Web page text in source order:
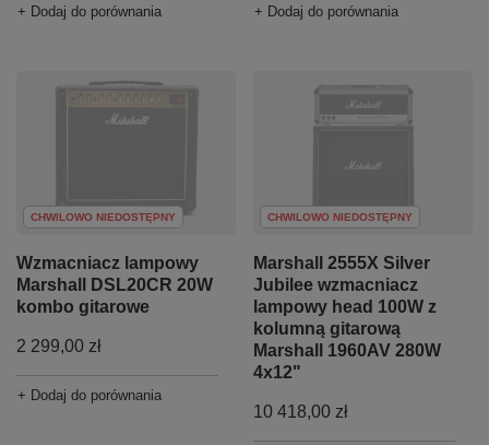
+ Dodaj do porównania + Dodaj do porównania
CHWILOWO NIEDOSTĘPNY
Wzmacniacz lampowy
Marshall DSL20CR 20W
kombo gitarowe
2 299,00 zł
+ Dodaj do porównania
CHWILOWO NIEDOSTĘPNY
Marshall 2555X Silver
Jubilee wzmacniacz
lampowy head 100W z
kolumną gitarową
Marshall 1960AV 280W
4x12"
10 418,00 zł